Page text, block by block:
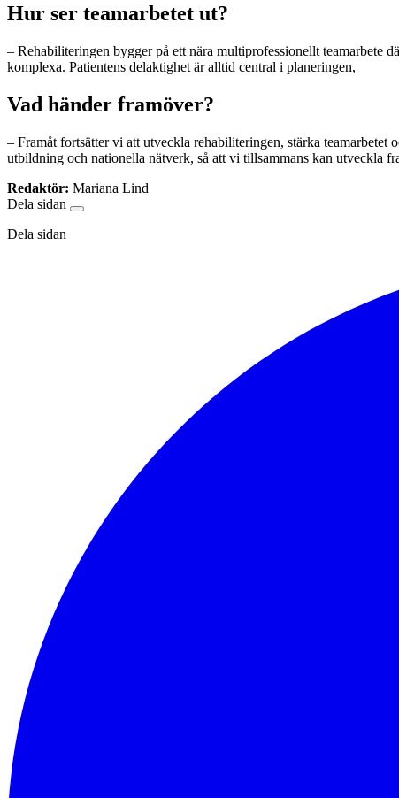
Hur ser teamarbetet ut?
– Rehabiliteringen bygger på ett nära multiprofessionellt teamarbete
komplexa. Patientens delaktighet är alltid central i planeringen,
Vad händer framöver?
– Framåt fortsätter vi att utveckla rehabiliteringen, stärka
utbildning och nationella nätverk, så att vi tillsammans kan utveckla
Redaktör: Mariana Lind
Dela sidan
Dela sidan